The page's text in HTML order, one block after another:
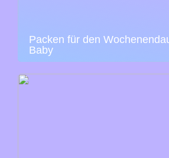
Packen für den
Baby